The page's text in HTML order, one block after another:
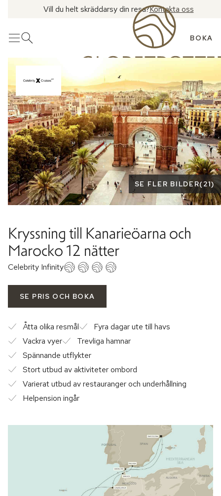
Vill du helt skräddarsy din resa?Kontakta oss
MenyÖppna sök BOKA
Se fler bilder
SE FLER BILDER(21)
Kryssning till Kanarieöarna och
Marocko 12 nätter
Celebrity Infinity
SE PRIS OCH BOKA
Åtta olika resmål
Fyra dagar ute till havs
Vackra vyer
Trevliga hamnar
Spännande utflykter
Stort utbud av aktiviteter ombord
Varierat utbud av restauranger och underhållning
Helpension ingår